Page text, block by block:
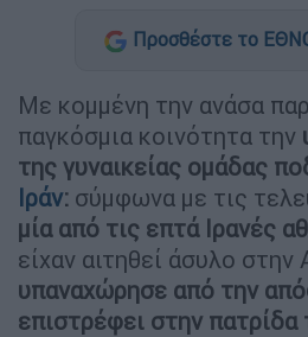
Προσθέστε το
Με κομμένη την ανάσα
παγκόσμια κοινότητα την
της γυναικείας ομάδας
Ιράν: σύμφωνα με τις
μία από τις επτά Ιρανές
είχαν αιτηθεί άσυλο στην
υπαναχώρησε από την
επιστρέφει στην πατρίδα